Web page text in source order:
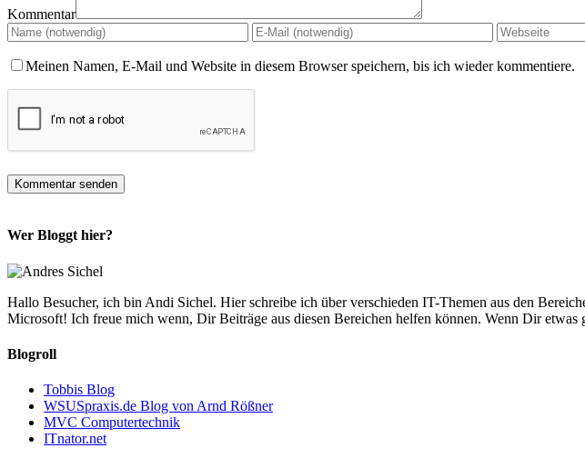
Kommentar
Meinen Namen, E-Mail und Website in diesem Browser speichern, bis ich wieder kommentiere.
Wer Bloggt hier?
Hallo Besucher, ich bin Andi Sichel. Hier schreibe ich über verschieden IT-Themen aus den
Microsoft! Ich freue mich wenn, Dir Beiträge aus diesen Bereichen helfen können. Wenn Dir
Blogroll
Tobbis Blog
WSUSpraxis.de Blog von Arnd Rößner
MVC Computertechnik
ITnator.net